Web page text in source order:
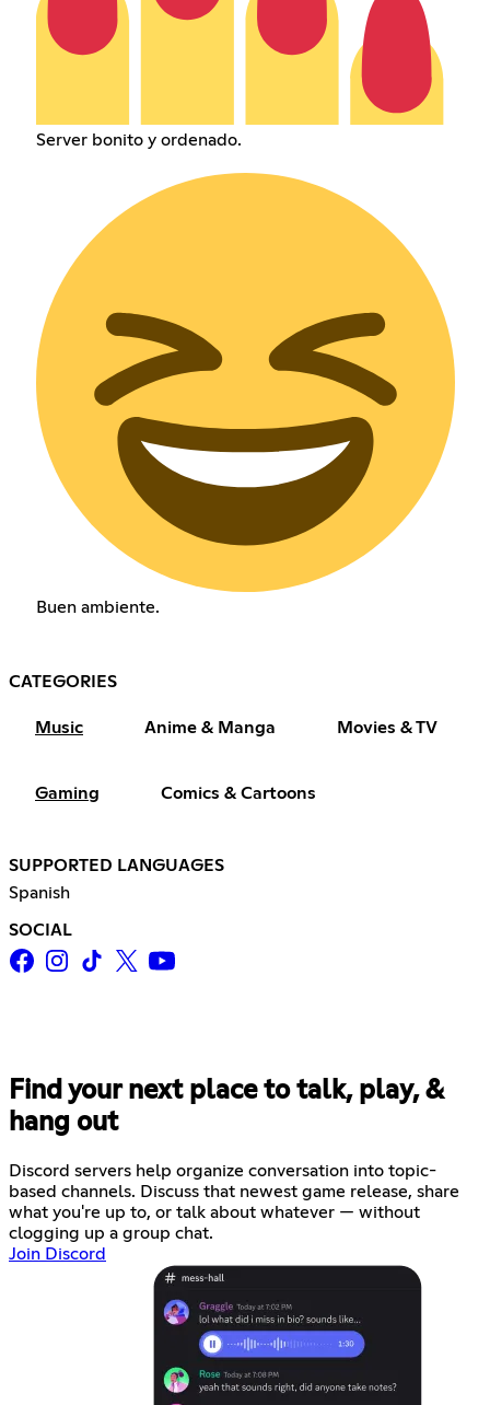
Server bonito y ordenado.
Buen ambiente.
CATEGORIES
Music Anime & Manga Movies & TV
Gaming Comics & Cartoons
SUPPORTED LANGUAGES
Spanish
SOCIAL
Find your next place to talk, play, &
hang out
Discord servers help organize conversation into topic-
based channels. Discuss that newest game release, share
what you're up to, or talk about whatever — without
clogging up a group chat.
Join Discord